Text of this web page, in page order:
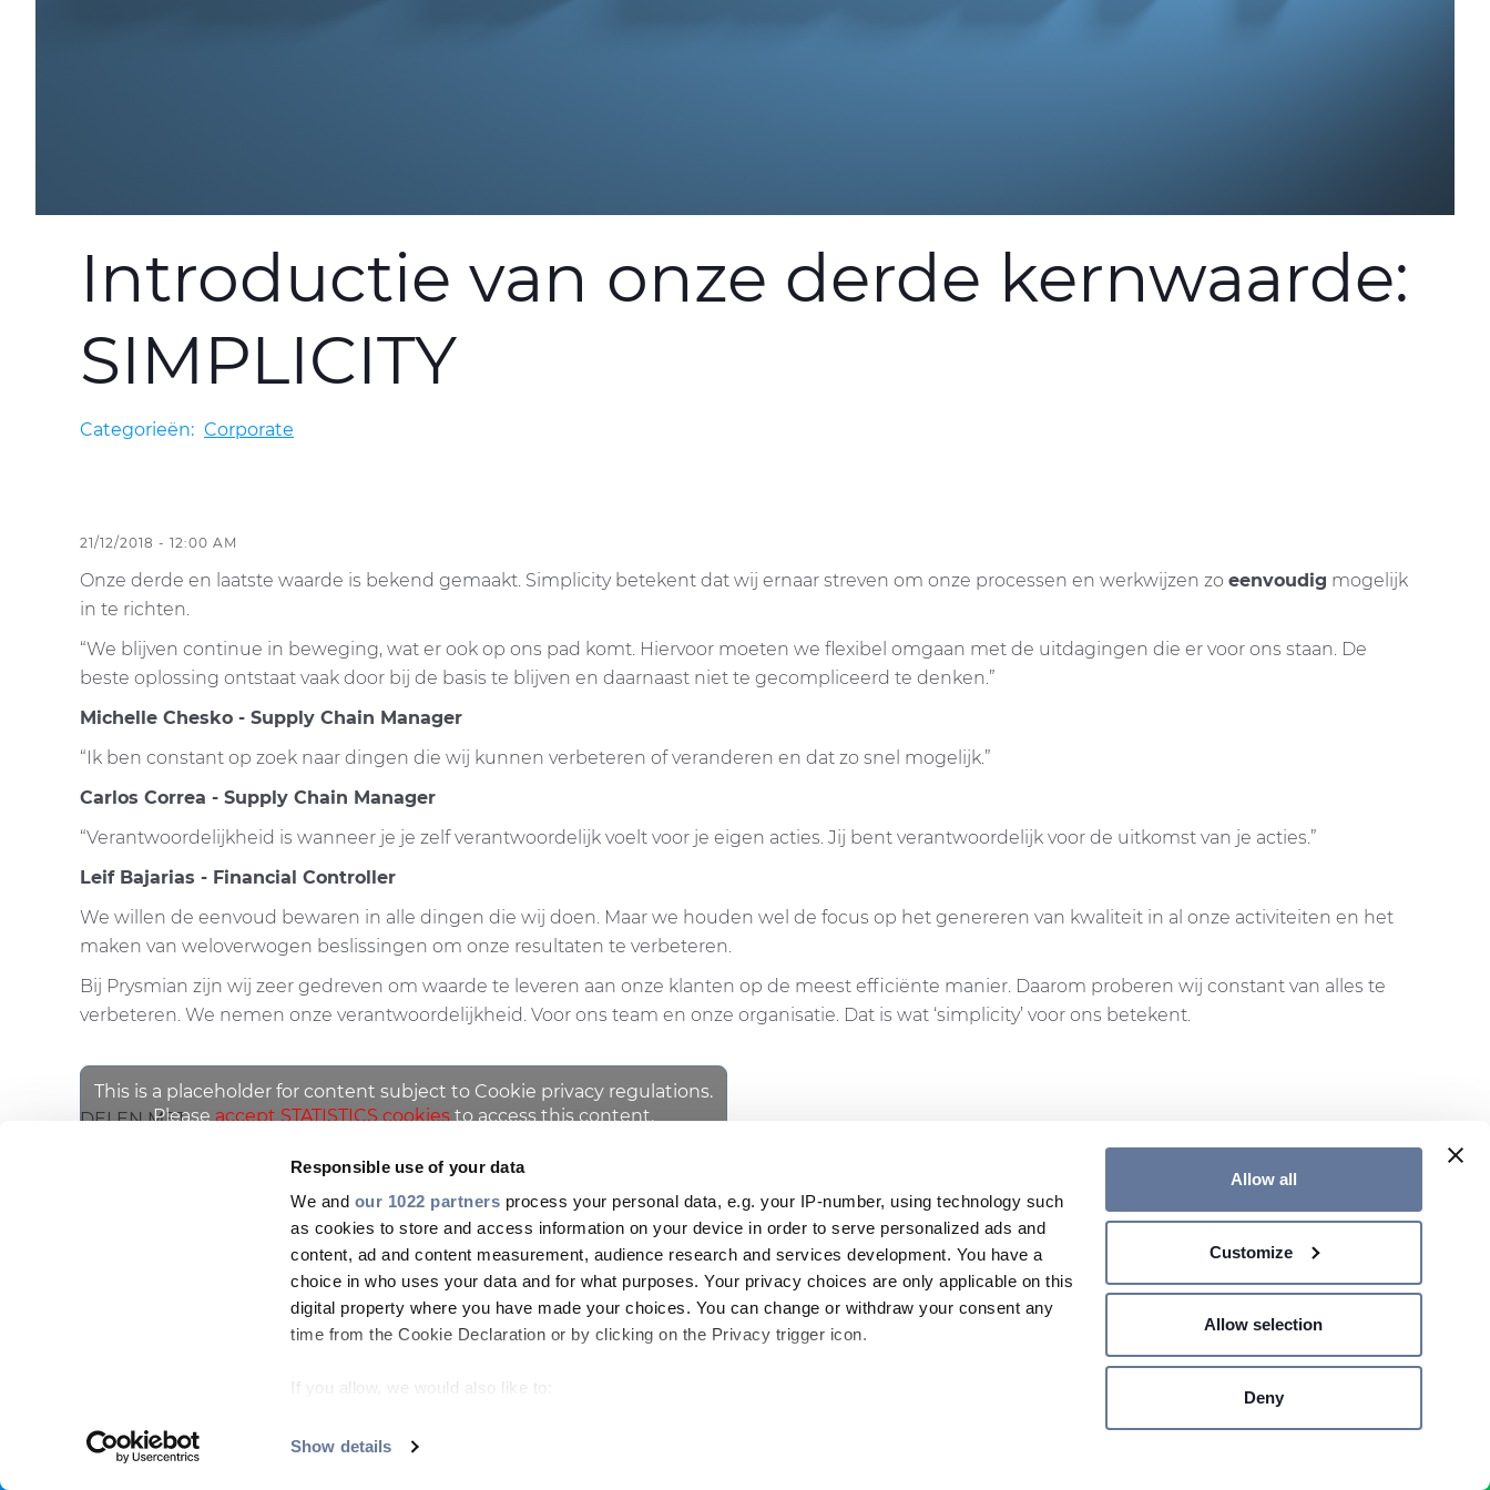
Responsible use of your data
We and our 1022 partners process your personal data, e.g. your IP-number, using technology such
as cookies to store and access information on your device in order to serve personalized ads and
content, ad and content measurement, audience research and services development. You have a
choice in who uses your data and for what purposes. Your privacy choices are only applicable on this
digital property where you have made your choices. You can change or withdraw your consent any
time from the Cookie Declaration or by clicking on the Privacy trigger icon.
If you allow, we would also like to:
meters
Show details
Allow all
Customize
Allow selection
Deny
Introductie van onze derde kernwaarde:
SIMPLICITY
Categorieën: Corporate
21/12/2018 - 12:00 AM
Onze derde en laatste waarde is bekend gemaakt. Simplicity betekent dat wij ernaar streven om onze processen en werkwijzen zo eenvoudig mogelijk
in te richten.
“We blijven continue in beweging, wat er ook op ons pad komt. Hiervoor moeten we flexibel omgaan met de uitdagingen die er voor ons staan. De
beste oplossing ontstaat vaak door bij de basis te blijven en daarnaast niet te gecompliceerd te denken.”
Michelle Chesko - Supply Chain Manager
“Ik ben constant op zoek naar dingen die wij kunnen verbeteren of veranderen en dat zo snel mogelijk.”
Carlos Correa - Supply Chain Manager
“Verantwoordelijkheid is wanneer je je zelf verantwoordelijk voelt voor je eigen acties. Jij bent verantwoordelijk voor de uitkomst van je acties.”
Leif Bajarias - Financial Controller
We willen de eenvoud bewaren in alle dingen die wij doen. Maar we houden wel de focus op het genereren van kwaliteit in al onze activiteiten en het
maken van weloverwogen beslissingen om onze resultaten te verbeteren.
Bij Prysmian zijn wij zeer gedreven om waarde te leveren aan onze klanten op de meest efficiënte manier. Daarom proberen wij constant van alles te
verbeteren. We nemen onze verantwoordelijkheid. Voor ons team en onze organisatie. Dat is wat ‘simplicity’ voor ons betekent.
DELEN MET
This is a placeholder for content subject to Cookie privacy regulations.
Pleaseaccept STATISTICS cookiesto access this content.
Footer
top
menu
NEWSLETTER
GENERAL TERMS
GLOBAL WEBSITE
menu
PEOPLE & CAREERS INSIGHT SHARE PRICE €
Copyright © 2026 All rights reserved